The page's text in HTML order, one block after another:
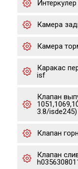
Камера
Камера
Каракас
isf
Клапан
3.8/isde245)
Клапан
Клапан